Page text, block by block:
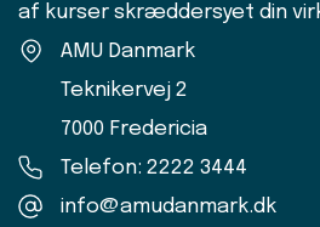
af kurser skræddersyet din
AMU Danmark
Teknikervej 2
7000 Fredericia
Telefon: 2222 3444
info@amudanmark.dk